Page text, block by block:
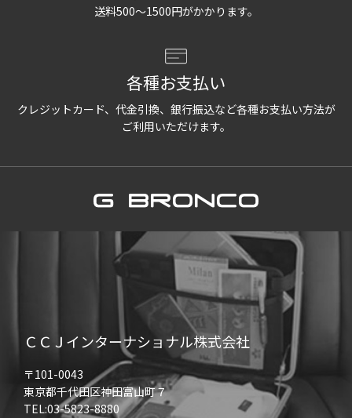
送料500〜1500円がかかります。
各種お支払い
クレジットカード、代金引換、銀行振込など各種お支払い方法が
ご利用いただけます。
ＣＣＪインターナショナル株式会社
〒101-0043
東京都千代田区神田富山町７
TEL:03-5823-8880